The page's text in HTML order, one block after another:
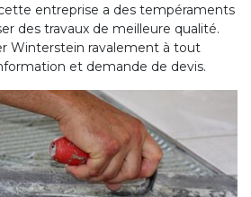
entreprise a des tempéraments
des travaux de meilleure qualité.
Winterstein ravalement à tout
et demande de devis.